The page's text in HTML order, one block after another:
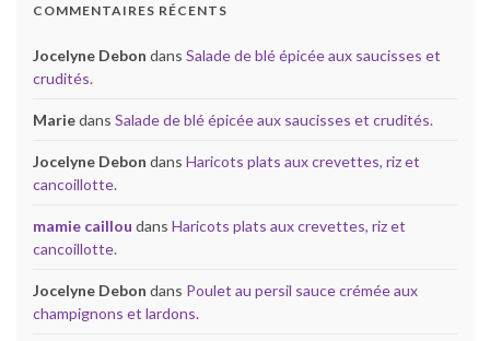
COMMENTAIRES RÉCENTS
Jocelyne Debon dans Salade de blé épicée aux saucisses et
crudités.
Mariedans Salade de blé épicée aux saucisses et crudités.
Jocelyne Debon dans Haricots plats aux crevettes, riz et
cancoillotte.
mamie caillou dans Haricots plats aux crevettes, riz et
cancoillotte.
Jocelyne Debon dans Poulet au persil sauce crémée aux
champignons et lardons.